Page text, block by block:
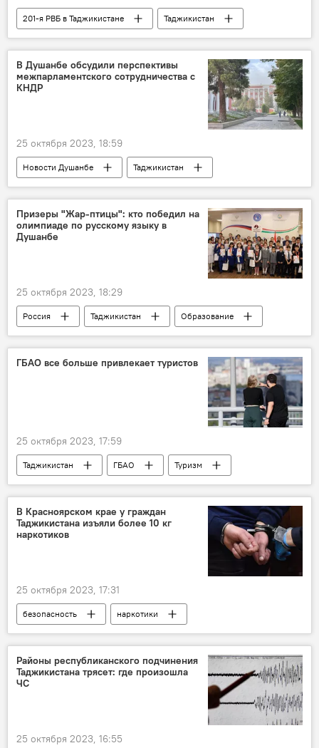
201-я РВБ в Таджикистане
Таджикистан
Россия
Армия и вооружение
Землетрясения в Таджикистане
землетрясение
В Душанбе обсудили перспективы
межпарламентского сотрудничества с
КНДР
25 октября 2023, 18:59
Новости Душанбе
Таджикистан
КНДР
сотрудничество
Призеры "Жар-птицы": кто победил на
олимпиаде по русскому языку в
Душанбе
25 октября 2023, 18:29
Россия Таджикистан
Образование
школа
русский язык учителя
ГБАО все больше привлекает туристов
25 октября 2023, 17:59
Таджикистан ГБАО
Туризм
Общество
В Красноярском крае у граждан
Таджикистана изъяли более 10 кг
наркотиков
25 октября 2023, 17:31
безопасность
наркотики
Таджикистан
Россия ФСБ России
Районы республиканского подчинения
Таджикистана трясет: где произошла
ЧС
25 октября 2023, 16:55